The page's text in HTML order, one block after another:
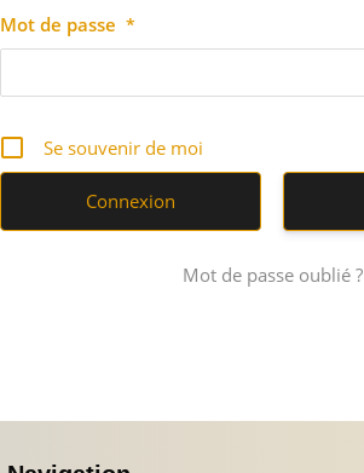
Mot de passe *
Se souvenir de moi
Mot de passe oublié ?